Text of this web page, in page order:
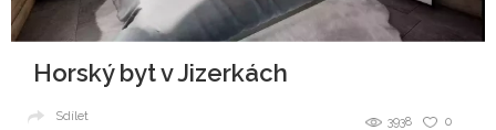
Horský byt v Jizerkách
0
3938
Sdílet